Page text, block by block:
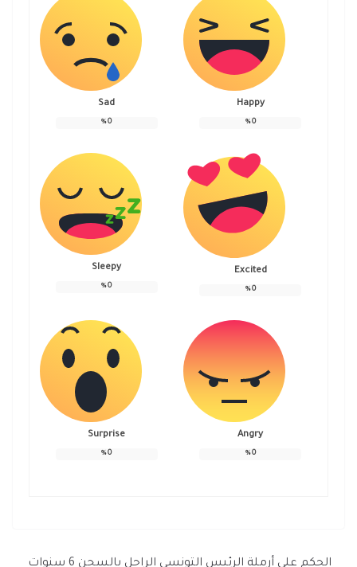
Happy
0
%
Sad
0
%
Excited
0
%
Sleepy
0
%
Angry
0
%
Surprise
0
%
الحكم على أرملة الرئيس التونسي الراحل بالسجن 6 سنوات